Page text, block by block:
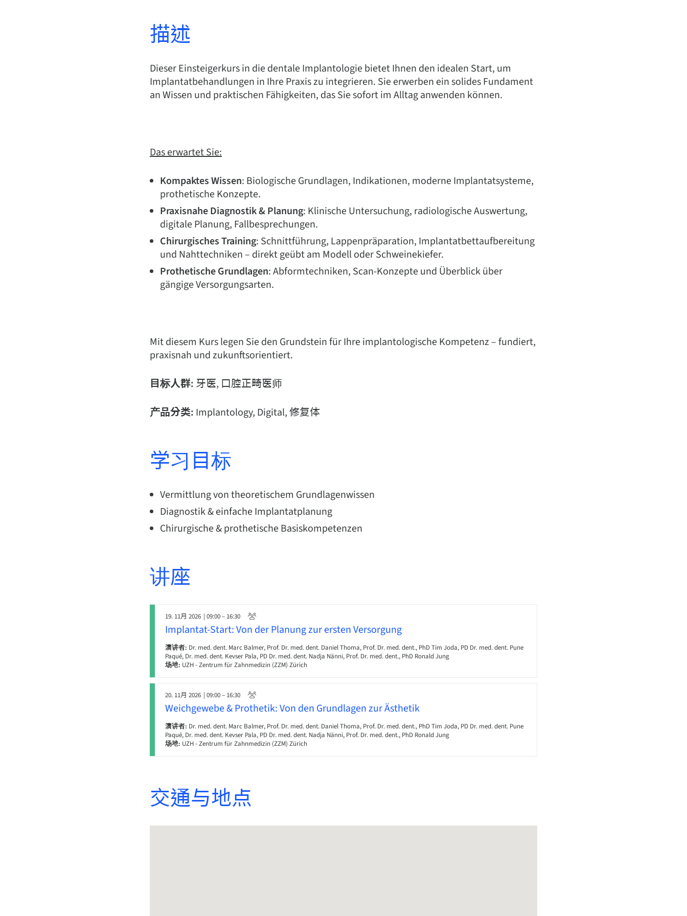
描述
Dieser Einsteigerkurs in die dentale Implantologie bietet Ihnen den idealen Start, um
Implantatbehandlungen in Ihre Praxis zu integrieren. Sie erwerben ein solides Fundament
an Wissen und praktischen Fähigkeiten, das Sie sofort im Alltag anwenden können.
Das erwartet Sie:
Kompaktes Wissen: Biologische Grundlagen, Indikationen, moderne Implantatsysteme,
prothetische Konzepte.
Praxisnahe Diagnostik & Planung: Klinische Untersuchung, radiologische Auswertung,
digitale Planung, Fallbesprechungen.
Chirurgisches Training: Schnittführung, Lappenpräparation, Implantatbettaufbereitung
und Nahttechniken – direkt geübt am Modell oder Schweinekiefer.
Prothetische Grundlagen: Abformtechniken, Scan-Konzepte und Überblick über
gängige Versorgungsarten.
Mit diesem Kurs legen Sie den Grundstein für Ihre implantologische Kompetenz – fundiert,
praxisnah und zukunftsorientiert.
目标人群: 牙医, 口腔正畸医师
产品分类: Implantology, Digital, 修复体
学习目标
Vermittlung von theoretischem Grundlagenwissen
Diagnostik & einfache Implantatplanung
Chirurgische & prothetische Basiskompetenzen
讲座
19. 11月 2026 | 09:00 – 16:30
Implantat-Start: Von der Planung zur ersten Versorgung
演讲者: Dr. med. dent. Marc Balmer, Prof. Dr. med. dent. Daniel Thoma, Prof. Dr. med. dent., PhD Tim Joda, PD Dr. med. dent. Pune
Paqué, Dr. med. dent. Kevser Pala, PD Dr. med. dent. Nadja Nänni, Prof. Dr. med. dent., PhD Ronald Jung
场地: UZH - Zentrum für Zahnmedizin (ZZM) Zürich
20. 11月 2026 | 09:00 – 16:30
Weichgewebe & Prothetik: Von den Grundlagen zur Ästhetik
演讲者: Dr. med. dent. Marc Balmer, Prof. Dr. med. dent. Daniel Thoma, Prof. Dr. med. dent., PhD Tim Joda, PD Dr. med. dent. Pune
Paqué, Dr. med. dent. Kevser Pala, PD Dr. med. dent. Nadja Nänni, Prof. Dr. med. dent., PhD Ronald Jung
场地: UZH - Zentrum für Zahnmedizin (ZZM) Zürich
交通与地点